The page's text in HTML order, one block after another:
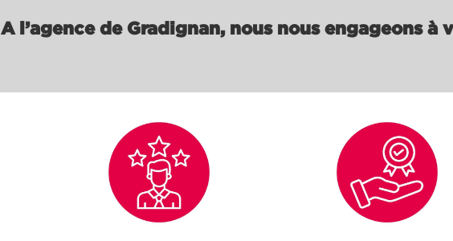
A l’agence de Gradignan, nous nous engageons à